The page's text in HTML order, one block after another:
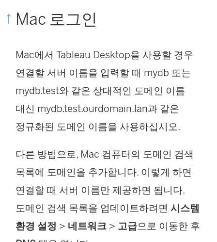
Mac 로그인
Mac에서 Tableau Desktop을 사용할 경우
연결할 서버 이름을 입력할 때 mydb 또는
mydb.test와 같은 상대적인 도메인 이름
대신 mydb.test.ourdomain.lan과 같은
정규화된 도메인 이름을 사용하십시오.
다른 방법으로, Mac 컴퓨터의 도메인 검색
목록에 도메인을 추가합니다. 이렇게 하면
연결할 때 서버 이름만 제공하면 됩니다.
도메인 검색 목록을 업데이트하려면 시스템
환경 설정 > 네트워크 > 고급으로 이동한 후